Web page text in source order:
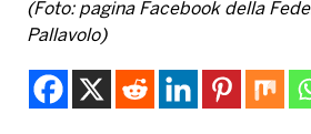
(Foto: pagina Facebook della
Pallavolo)